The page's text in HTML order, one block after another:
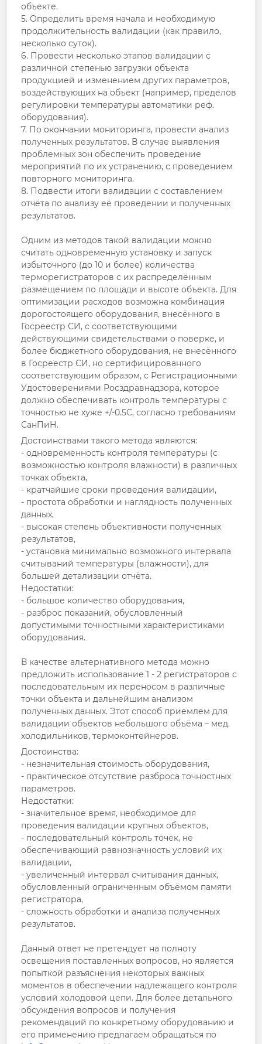
объекте.
5. Определить время начала и необходимую
продолжительность валидации (как правило,
несколько суток).
6. Провести несколько этапов валидации с
различной степенью загрузки объекта
продукцией и изменением других параметров,
воздействующих на объект (например, пределов
регулировки температуры автоматики реф.
оборудования).
7. По окончании мониторинга, провести анализ
полученных результатов. В случае выявления
проблемных зон обеспечить проведение
мероприятий по их устранению, с проведением
повторного мониторинга.
8. Подвести итоги валидации с составлением
отчёта по анализу её проведении и полученных
результатов.
Одним из методов такой валидации можно
считать одновременную установку и запуск
избыточного (до 10 и более) количества
терморегистраторов с их распределённым
размещением по площади и высоте объекта. Для
оптимизации расходов возможна комбинация
дорогостоящего оборудования, внесённого в
Госреестр СИ, с соответствующими
действующими свидетельствами о поверке, и
более бюджетного оборудования, не внесённого
в Госреестр СИ, но сертифицированного
соответствующим образом, с Регистрационными
Удостоверениями Росздравнадзора, которое
должно обеспечивать контроль температуры с
точностью не хуже +/-0.5С, согласно требованиям
СанПиН.
Достоинствами такого метода являются:
- одновременность контроля температуры (с
возможностью контроля влажности) в различных
точках объекта,
- кратчайшие сроки проведения валидации,
- простота обработки и наглядность полученных
данных,
- высокая степень объективности полученных
результатов,
- установка минимально возможного интервала
считываний температуры (влажности), для
большей детализации отчёта.
Недостатки:
- большое количество оборудования,
- разброс показаний, обусловленный
допустимыми точностными характеристиками
оборудования.
В качестве альтернативного метода можно
предложить использование 1 - 2 регистраторов с
последовательным их переносом в различные
точки объекта и дальнейшим анализом
полученных данных. Этот способ приемлем для
валидации объектов небольшого объёма – мед.
холодильников, термоконтейнеров.
Достоинства:
- незначительная стоимость оборудования,
- практическое отсутствие разброса точностных
параметров.
Недостатки:
- значительное время, необходимое для
проведения валидации крупных объектов,
- последовательный контроль точек, не
обеспечивающий равнозначность условий их
валидации,
- увеличенный интервал считывания данных,
обусловленный ограниченным объёмом памяти
регистратора,
- сложность обработки и анализа полученных
результатов.
Данный ответ не претендует на полноту
освещения поставленных вопросов, но является
попыткой разъяснения некоторых важных
моментов в обеспечении надлежащего контроля
условий холодовой цепи. Для более детального
обсуждения вопросов и получения
рекомендаций по конкретному оборудованию и
его применению предлагаем обращаться по